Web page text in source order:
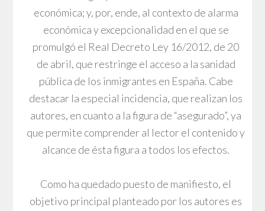
económica; y, por, ende, al contexto de alarma
económica y excepcionalidad en el que se
promulgó el Real Decreto Ley 16/2012, de 20
de abril, que restringe el acceso a la sanidad
pública de los inmigrantes en España. Cabe
destacar la especial incidencia, que realizan los
autores, en cuanto a la figura de “asegurado”, ya
que permite comprender al lector el contenido y
alcance de ésta figura a todos los efectos.
Como ha quedado puesto de manifiesto, el
objetivo principal planteado por los autores es